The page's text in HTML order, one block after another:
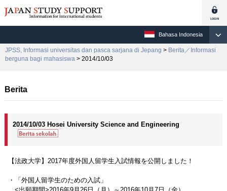
Bahasa Indonesia
JPSS, Informasi universitas dan pasca sarjana di Jepang > Berita／Informasi
berguna bagi mahasiswa > 2014/10/03
Berita
2014/10/03 Hosei University Science and Engineering
【法政大学】2017年度外国人留学生入試情報を公開しました！
・「外国人留学生のための入試」